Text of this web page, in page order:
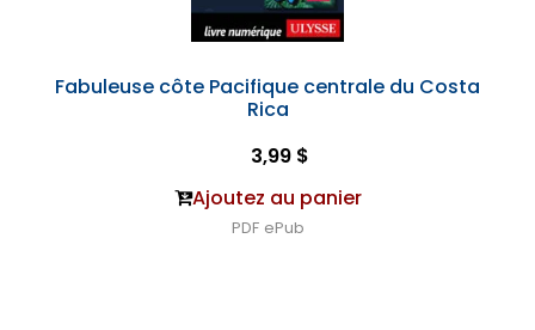
Fabuleuse côte Pacifique centrale du Costa
Rica
3,99 $
Ajoutez au panier
PDF ePub